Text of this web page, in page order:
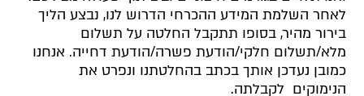
לאחר השלמת המידע ההכרחי הדרוש לנו, נבצע הליך
בירור מהיר, בסופו תתקבל החלטה על תשלום
מלא/תשלום חלקי/הודעת פשרה/הודעת דחייה. אנחנו
כמובן נעדכן אותך בכתב בהחלטתנו ונפרט את
הנימוקים לקבלתה.